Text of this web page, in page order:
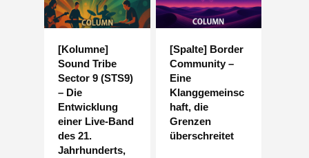
[Kolumne]
Sound Tribe
Sector 9 (STS9)
– Die
Entwicklung
einer Live-Band
des 21.
Jahrhunderts,
[Spalte] Border
Community –
Eine
Klanggemeinsc
haft, die
Grenzen
überschreitet